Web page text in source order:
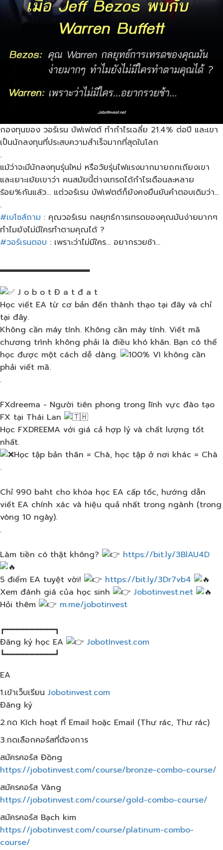
กองทุนของ วอร์เรน​ บัฟเฟตต์ ทำกำไรเฉลี่ย​ 21.4% ต่อปี​ และเขา
เป็นนักลงทุนที่ประสบความสําเร็จ​มากที่สุดในโลก​
.
แม้ว่าจะมีนักลงทุนรุ่นใหม่​ หรือวัยรุ่นไฟแรง​มากมายถกเถียงเขา
และเยาะเย้ย​เขาว่า​ คนสมัยนี้ต่างเทรดได้กำไรเดือนละหลาย
ร้อย%กันแล้ว… แต่วอร์เรน​ บัฟเฟตต์ก็ยังคงยืนยันคำตอบเดิมว่า…
.
#เบโซส์ถาม : คุณ​วอร์เรน​ กลยุทธ์​การเทรดของคุณมัน​ง่ายมากๆ​
ทำไมยังไม่มีใครทำตาม​คุณได้​ ?
#วอร์เรนตอบ ​ : เพราะว่าไม่มีใคร… อยากรวยช้า…
▂▂▂▂▂▂▂▂▂▂▂▂▂▂▂
J o b o t Đ a t đ a t
Học viết EA từ cơ bản đến thành thạo tại đây và chỉ
tại đây.
Không cần máy tính. Không cần máy tính. Viết mã
chương trình không phải là điều khó khăn. Bạn có thể
học được một cách dễ dàng.
Vì không cần
phải viết mã.
.
FXdreema - Người tiên phong trong lĩnh vực đào tạo
FX tại Thái Lan
Học FXDREEMA với giá cả hợp lý và chất lượng tốt
nhất.
Học tập bản thân = Chà, học tập ở nơi khác = Chà
.
Chỉ 990 baht cho khóa học EA cấp tốc, hướng dẫn
viết EA chính xác và hiệu quả nhất trong ngành (trong
vòng 10 ngày).
.
Làm tiền có thật không? https://bit.ly/3BlAU4D
5 điểm EA tuyệt vời!
https://bit.ly/3Dr7vb4
Xem đánh giá của học sinh
Jobotinvest.net
Hỏi thêm
m.me/jobotinvest​
┏━━━━━━━━━━┓
Đăng ký học EA
JobotInvest.com
┗━━━━━━━━━━┛
EA
1.เข้าเว็บ​เรียน Jobotinvest.com
Đăng ký
2.กด Kích hoạt ที่ Email hoặc Email (Thư rác, Thư rác)
3.กดเลือกคอร์สที่ต้องการ
สมัครคอร์ส​ Đồng
https://jobotinvest.com/course/bronze-combo-course/
สมัครคอร์ส​ Vàng
https://jobotinvest.com/course/gold-combo-course/
สมัครคอร์ส​ Bạch kim
https://jobotinvest.com/course/platinum-combo-
course/